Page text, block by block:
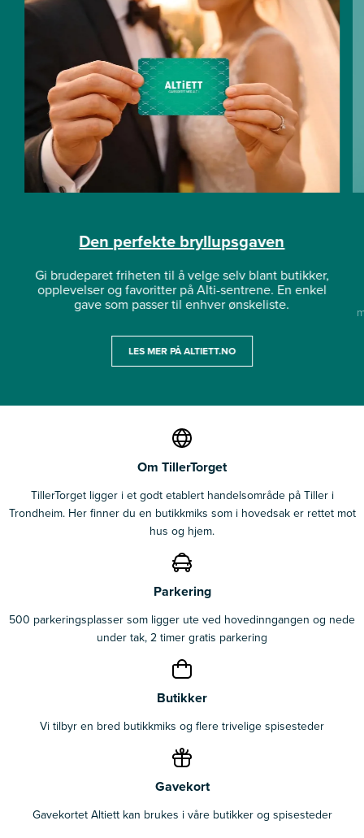
Den perfekte bryllupsgaven
Gi brudeparet friheten til å velge selv blant butikker,
opplevelser og favoritter på Alti-sentrene. En enkel
gave som passer til enhver ønskeliste.
LES MER PÅ ALTIETT.NO
Om TillerTorget
TillerTorget ligger i et godt etablert handelsområde på Tiller i
Trondheim. Her finner du en butikkmiks som i hovedsak er rettet mot
hus og hjem.
Parkering
500 parkeringsplasser som ligger ute ved hovedinngangen og nede
under tak, 2 timer gratis parkering
Butikker
Vi tilbyr en bred butikkmiks og flere trivelige spisesteder
Gavekort
Gavekortet Altiett kan brukes i våre butikker og spisesteder